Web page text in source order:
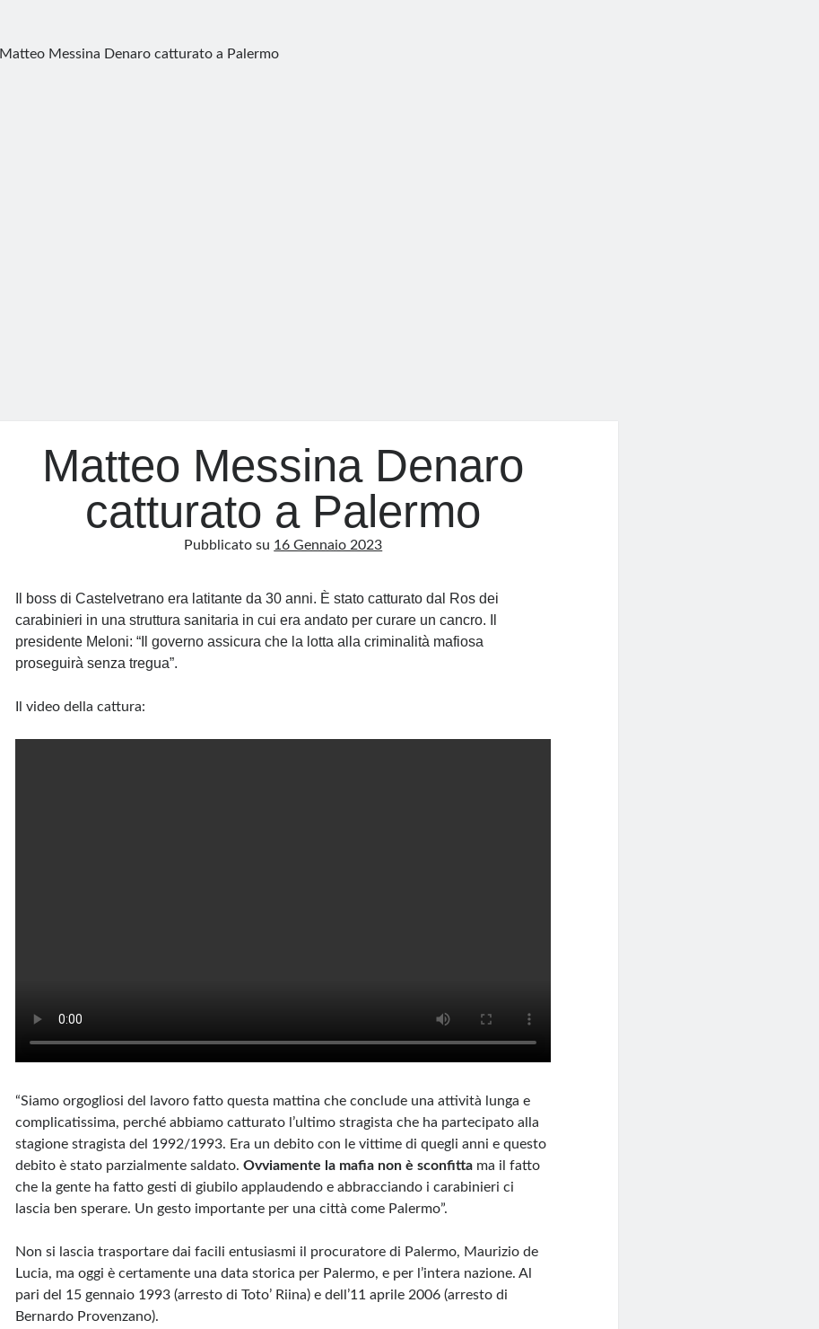
Matteo Messina Denaro catturato a Palermo
Matteo Messina Denaro
catturato a Palermo
Pubblicato su 16 Gennaio 2023
Il boss di Castelvetrano era latitante da 30 anni. È stato catturato dal Ros dei
carabinieri in una struttura sanitaria in cui era andato per curare un cancro. Il
presidente Meloni: “Il governo assicura che la lotta alla criminalità mafiosa
proseguirà senza tregua”.
Il video della cattura:
“Siamo orgogliosi del lavoro fatto questa mattina che conclude una attività lunga e
complicatissima, perché abbiamo catturato l’ultimo stragista che ha partecipato alla
stagione stragista del 1992/1993. Era un debito con le vittime di quegli anni e questo
debito è stato parzialmente saldato. Ovviamente la mafia non è sconfitta ma il fatto
che la gente ha fatto gesti di giubilo applaudendo e abbracciando i carabinieri ci
lascia ben sperare. Un gesto importante per una città come Palermo”.
Non si lascia trasportare dai facili entusiasmi il procuratore di Palermo, Maurizio de
Lucia, ma oggi è certamente una data storica per Palermo, e per l’intera nazione. Al
pari del 15 gennaio 1993 (arresto di Toto’ Riina) e dell’11 aprile 2006 (arresto di
Bernardo Provenzano).